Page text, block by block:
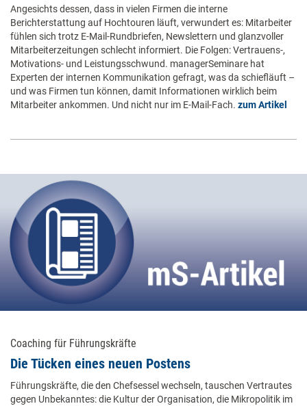
Angesichts dessen, dass in vielen Firmen die interne
Berichterstattung auf Hochtouren läuft, verwundert es: Mitarbeiter
fühlen sich trotz E-Mail-Rundbriefen, Newslettern und glanzvoller
Mitarbeiterzeitungen schlecht informiert. Die Folgen: Vertrauens-,
Motivations- und Leistungsschwund. managerSeminare hat
Experten der internen Kommunikation gefragt, was da schiefläuft –
und was Firmen tun können, damit Informationen wirklich beim
Mitarbeiter ankommen. Und nicht nur im E-Mail-Fach. zum Artikel
Coaching für Führungskräfte
Die Tücken eines neuen Postens
Führungskräfte, die den Chefsessel wechseln, tauschen Vertrautes
gegen Unbekanntes: die Kultur der Organisation, die Mikropolitik im